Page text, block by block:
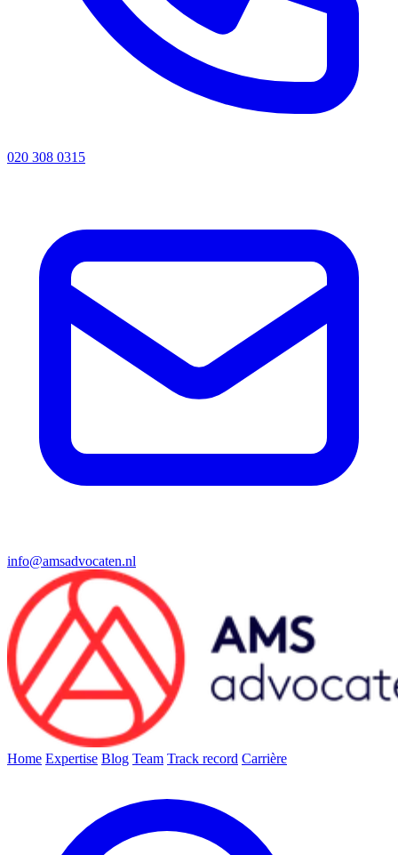
020 308 0315
info@amsadvocaten.nl
Home Expertise Blog Team Track record Carrière